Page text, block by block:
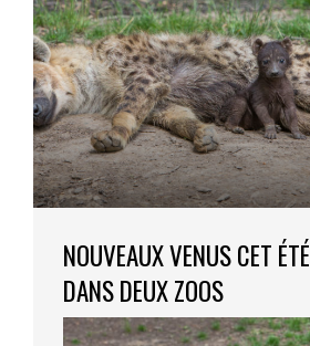
NOUVEAUX VENUS CET ÉTÉ
DANS DEUX ZOOS